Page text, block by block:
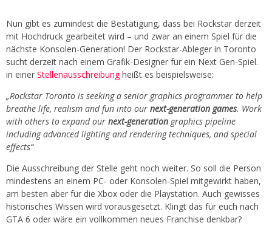
Nun gibt es zumindest die Bestätigung, dass bei Rockstar derzeit
mit Hochdruck gearbeitet wird – und zwar an einem Spiel für die
nächste Konsolen-Generation! Der Rockstar-Ableger in Toronto
sucht derzeit nach einem Grafik-Designer für ein Next Gen-Spiel.
in einer Stellenausschreibungheißt es beispielsweise:
„Rockstar Toronto is seeking a senior graphics programmer to help
breathe life, realism and fun into our next-generation games. Work
with others to expand our next-generation graphics pipeline
including advanced lighting and rendering techniques, and special
effects“
Die Ausschreibung der Stelle geht noch weiter. So soll die Person
mindestens an einem PC- oder Konsolen-Spiel mitgewirkt haben,
am besten aber für die Xbox oder die Playstation. Auch gewisses
historisches Wissen wird vorausgesetzt. Klingt das für euch nach
GTA 6 oder wäre ein vollkommen neues Franchise denkbar?